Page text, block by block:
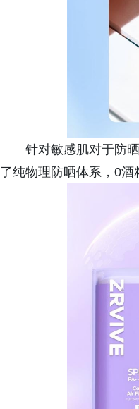
针对敏感肌对于防
了纯物理防晒体系，0